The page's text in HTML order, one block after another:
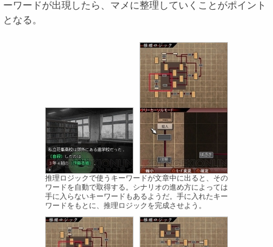
ーワードが出現したら、マメに整理していくことがポイント
となる。
推理ロジックで使うキーワードが文章中に出ると、その
ワードを自動で取得する。シナリオの進め方によっては
手に入らないキーワードもあるようだ。手に入れたキー
ワードをもとに、推理ロジックを完成させよう。